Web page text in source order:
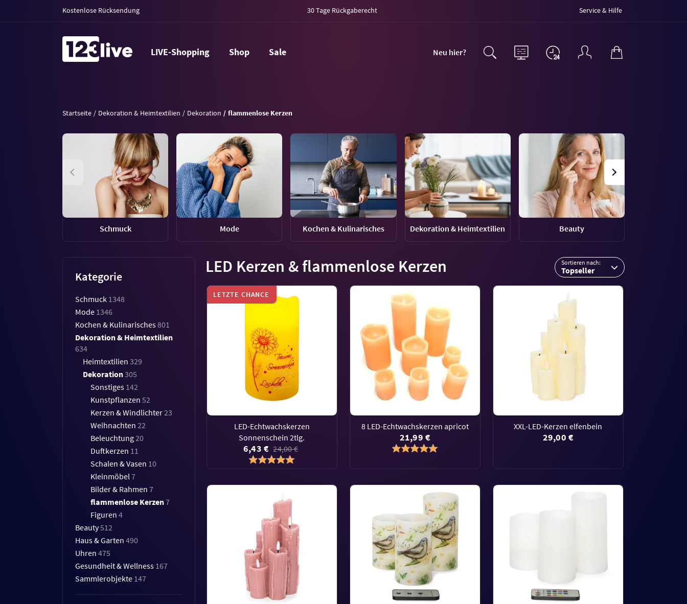
Kostenlose Rücksendung 30 Tage Rückgaberecht Service & Hilfe
LIVE-Shopping Shop Sale Neu hier?
Startseite Dekoration & Heimtextilien Dekoration flammenlose Kerzen
Schmuck Mode Kochen & Kulinarisches Dekoration & Heimtextilien Beauty
Kategorie
Schmuck 1348
Mode 1346
Kochen & Kulinarisches801
Dekoration & Heimtextilien
634
Heimtextilien 329
Dekoration305
Sonstiges 142
Kunstpflanzen 52
Kerzen & Windlichter23
Weihnachten 22
Beleuchtung20
Duftkerzen 11
Schalen & Vasen 10
Kleinmöbel7
Bilder & Rahmen 7
flammenlose Kerzen7
Figuren 4
Beauty512
Haus & Garten 490
Uhren 475
Gesundheit & Wellness 167
Sammlerobjekte 147
LED Kerzen & flammenlose Kerzen Sortieren nach:
Topseller
LETZTE CHANCE
LED-Echtwachskerzen
Sonnenschein 2tlg.
6,43 € 24,00 €
8 LED-Echtwachskerzen apricot
21,99 €
XXL-LED-Kerzen elfenbein
29,00 €